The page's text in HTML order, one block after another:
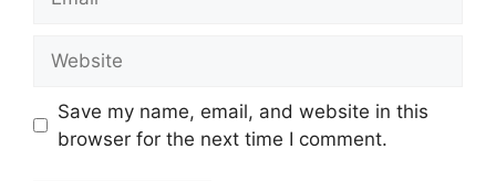
Save my name, email, and website in this
browser for the next time I comment.